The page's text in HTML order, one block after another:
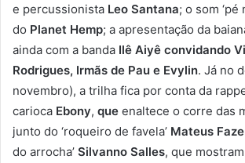
e percussionista Leo Santana; o som ‘pé
do Planet Hemp; a apresentação da
ainda com a banda Ilê Aiyê convidando
Rodrigues, Irmãs de Pau e Evylin. Já no
novembro), a trilha fica por conta da
carioca Ebony, que enaltece o corre das
junto do ‘roqueiro de favela’ Mateus
do arrocha’ Silvanno Salles, que